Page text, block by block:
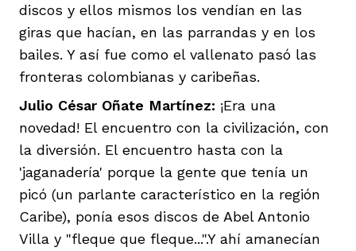
discos y ellos mismos los vendían en las
giras que hacían, en las parrandas y en los
bailes. Y así fue como el vallenato pasó las
fronteras colombianas y caribeñas.
Julio César Oñate Martínez: ¡Era una
novedad! El encuentro con la civilización, con
la diversión. El encuentro hasta con la
'jaganadería' porque la gente que tenía un
picó (un parlante característico en la región
Caribe), ponía esos discos de Abel Antonio
Villa y "fleque que fleque...".Y ahí amanecían